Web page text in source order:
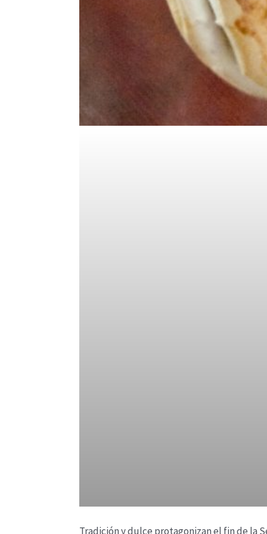
Tradición y dulce protagonizan el fin de la